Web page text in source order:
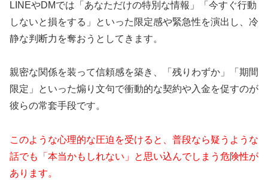
LINEやDMでは「あなただけの特別な情報」「今すぐ行動
しないと損をする」といった限定感や緊急性を演出し、冷
静な判断力を奪おうとしてきます。
親密な関係を装って信頼感を築き、「残りわずか」「期間
限定」といった煽り文句で衝動的な契約や入金を促すのが
彼らの常套手段です。
このような心理的な圧迫を受けると、普段なら疑うような
話でも「本当かもしれない」と思い込んでしまう危険性が
あります。